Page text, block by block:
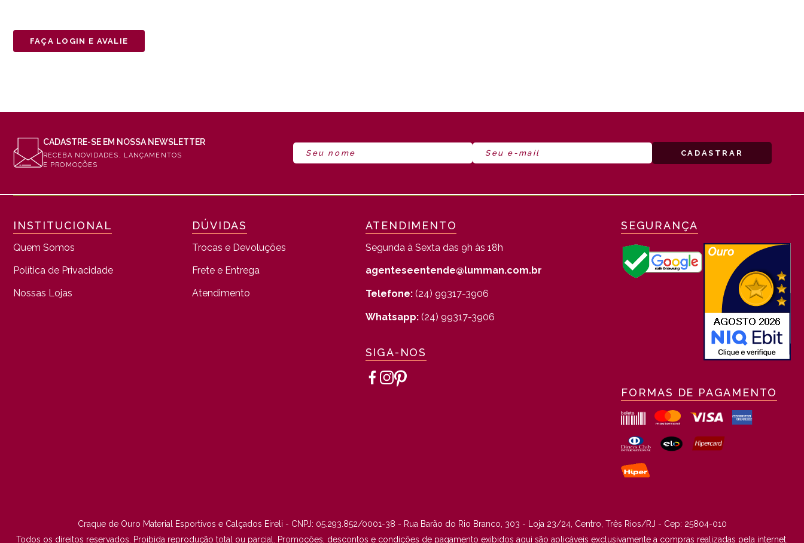
FAÇA LOGIN E AVALIE
CADASTRE-SE EM NOSSA NEWSLETTER
RECEBA NOVIDADES, LANÇAMENTOS
E PROMOÇÕES
INSTITUCIONAL
Quem Somos
Política de Privacidade
Nossas Lojas
DÚVIDAS
Trocas e Devoluções
Frete e Entrega
Atendimento
ATENDIMENTO
Segunda à Sexta das 9h às 18h
agenteseentende@lumman.com.br
Telefone:(24) 99317-3906
Whatsapp:(24) 99317-3906
SIGA-NOS
SEGURANÇA
FORMAS DE PAGAMENTO
Craque de Ouro Material Esportivos e Calçados Eireli - CNPJ: 05.293.852/0001-38 - Rua Barão do Rio Branco, 303 - Loja 23/24, Centro, Três Rios/RJ - Cep: 25804-010
Todos os direitos reservados. Proibida reprodução total ou parcial. Promoções, descontos e condições de pagamento exibidos aqui são aplicáveis exclusivamente a compras realizadas pela internet.